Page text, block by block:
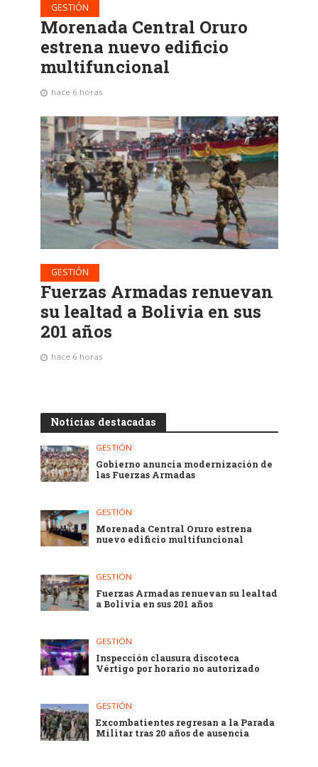
GESTIÓN
Morenada Central Oruro
estrena nuevo edificio
multifuncional
hace 6 horas
GESTIÓN
Fuerzas Armadas renuevan
su lealtad a Bolivia en sus
201 años
hace 6 horas
Noticias destacadas
GESTIÓN
Gobierno anuncia modernización de
las Fuerzas Armadas
GESTIÓN
Morenada Central Oruro estrena
nuevo edificio multifuncional
GESTIÓN
Fuerzas Armadas renuevan su lealtad
a Bolivia en sus 201 años
GESTIÓN
Inspección clausura discoteca
Vértigo por horario no autorizado
GESTIÓN
Excombatientes regresan a la Parada
Militar tras 20 años de ausencia